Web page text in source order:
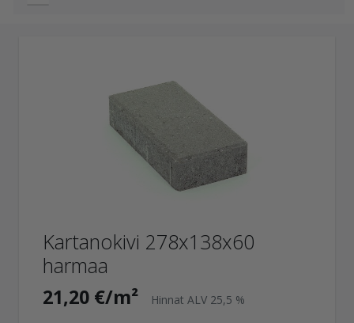
Kartanokivi 278x138x60
harmaa
21,20 €/m² Hinnat ALV 25,5 %